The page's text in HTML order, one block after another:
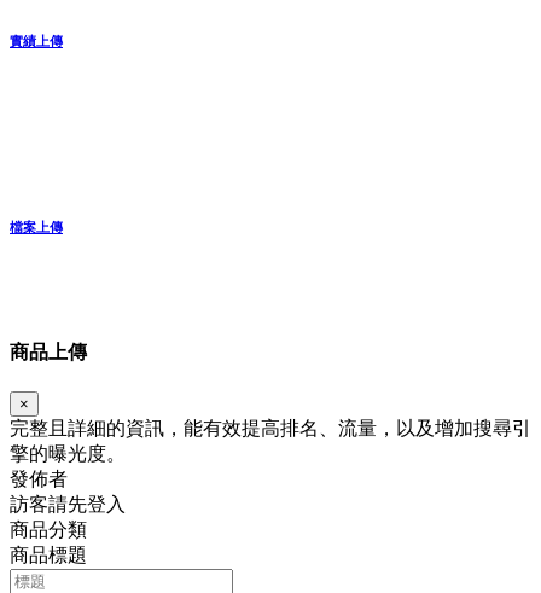
實績上傳
檔案上傳
商品上傳
×
完整且詳細的資訊，能有效提高排名、流量，以及增加搜尋引
擎的曝光度。
發佈者
訪客請先登入
商品分類
商品標題